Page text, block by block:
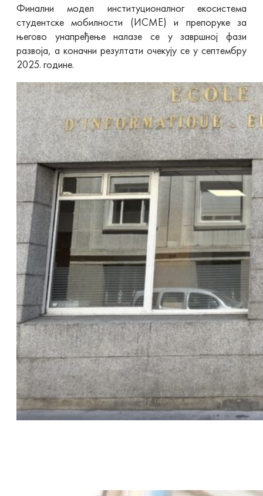
Финални модел институционалног екосистема
студентске мобилности (ИСМЕ) и препоруке за
његово унапређење налазе се у завршној фази
развоја, а коначни резултати очекују се у септембру
2025. године.